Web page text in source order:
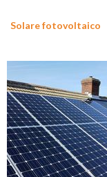
Solare fotovoltaico